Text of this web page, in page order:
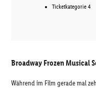
Ticketkategorie 4
Broadway Frozen Musical
Während im Film gerade mal